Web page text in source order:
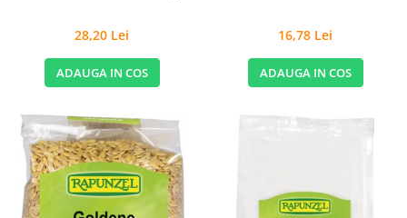
28,20 Lei
ADAUGA IN COS
16,78 Lei
ADAUGA IN COS